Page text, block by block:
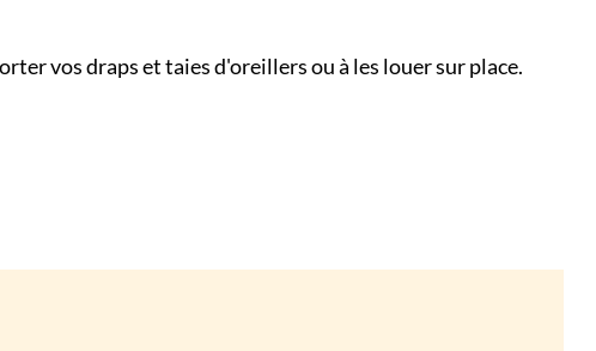
vos draps et taies d'oreillers ou à les louer sur place.